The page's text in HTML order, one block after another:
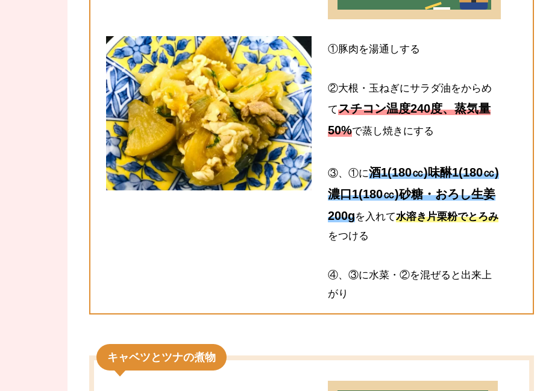
①豚肉を湯通しする
②大根・玉ねぎにサラダ油をからめ
てスチコン温度240度、蒸気量
50%で蒸し焼きにする
③、①に酒1(180㏄)味醂1(180㏄)
濃口1(180㏄)砂糖・おろし生姜
200gを入れて水溶き片栗粉でとろみ
をつける
④、③に水菜・②を混ぜると出来上
がり
キャベツとツナの煮物